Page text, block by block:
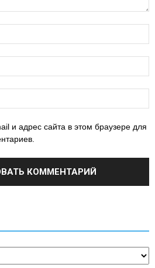
и адрес сайта в этом браузере для